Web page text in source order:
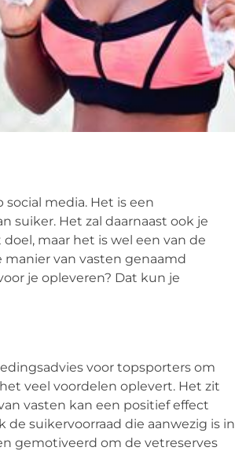
media. Het is een
suiker. Het zal daarnaast ook je
maar het is wel een van de
van vasten genaamd
je opleveren? Dat kun je
voor topsporters om
veel voordelen oplevert. Het zit
vasten kan een positief effect
suikervoorraad die aanwezig is in
gemotiveerd om de vetreserves